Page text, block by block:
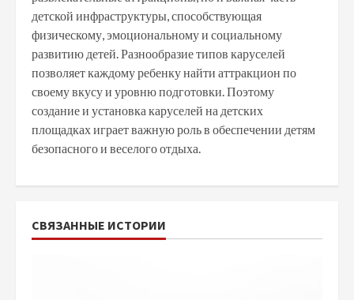
детской инфраструктуры, способствующая
физическому, эмоциональному и социальному
развитию детей. Разнообразие типов каруселей
позволяет каждому ребенку найти аттракцион по
своему вкусу и уровню подготовки. Поэтому
создание и установка каруселей на детских
площадках играет важную роль в обеспечении детям
безопасного и веселого отдыха.
СВЯЗАННЫЕ ИСТОРИИ